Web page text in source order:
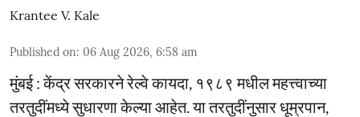
Krantee V. Kale
Published on: 06 Aug 2026, 6:58 am
मुंबई : केंद्र सरकारने रेल्वे कायदा, १९८९ मधील महत्त्वाच्या
तरतुदींमध्ये सुधारणा केल्या आहेत. या तरतुदींनुसार धूम्रपान,